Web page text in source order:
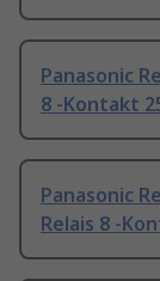
Panasonic
8 -Kontakt
Panasonic
Relais 8 -